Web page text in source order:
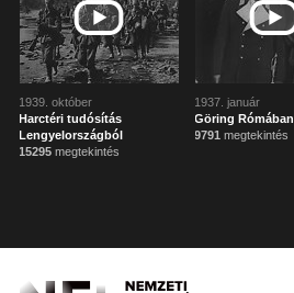
1939. október
Harctéri tudósítás
Lengyelországból
15295 megtekintés
1937. január
Göring Rómában
9791 megtekintés